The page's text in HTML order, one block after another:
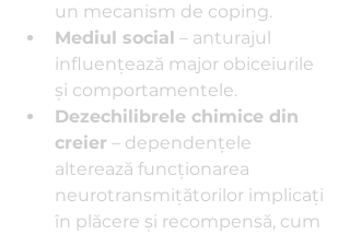
un mecanism de coping.
Mediul social – anturajul
influențează major obiceiurile
și comportamentele.
Dezechilibrele chimice din
creier – dependențele
alterează funcționarea
neurotransmițătorilor implicați
în plăcere și recompensă, cum